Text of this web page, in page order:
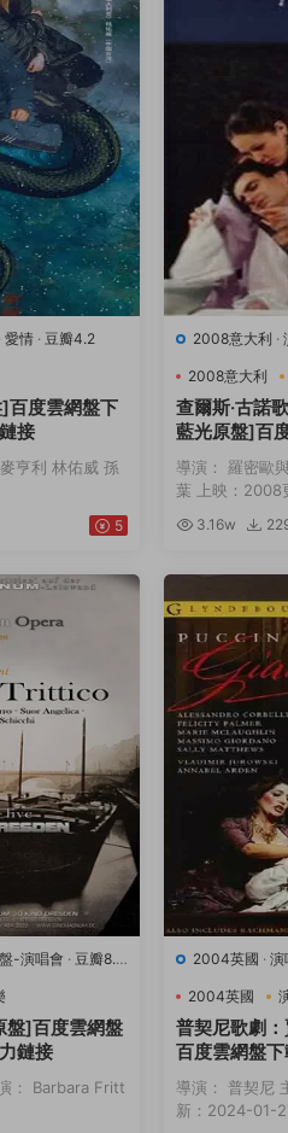
愛情 · 豆瓣4.2
百度雲網盤下
接
亨利 林佑威 孫
5
2008意大利 ·
2008意大利
查爾斯·古諾
藍光原盤]百
下載磁力鏈接
導演： 羅密歐
葉 上映：2008
3.16w
-演唱會 · 豆瓣8.9
盤]百度雲網盤
鏈接
： Barbara Fritt
2004英國 · 演
2004英國
普契尼歌劇
百度雲網盤下
接
導演： 普契尼
新：2024-01-